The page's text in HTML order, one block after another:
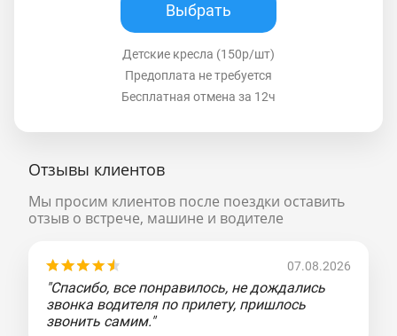
Выбрать
Детские кресла (150р/шт)
Предоплата не требуется
Бесплатная отмена за 12ч
Отзывы клиентов
Мы просим клиентов после поездки оставить
отзыв о встрече, машине и водителе
07.08.2026
"Спасибо, все понравилось, не дождались
звонка водителя по прилету, пришлось
звонить самим."